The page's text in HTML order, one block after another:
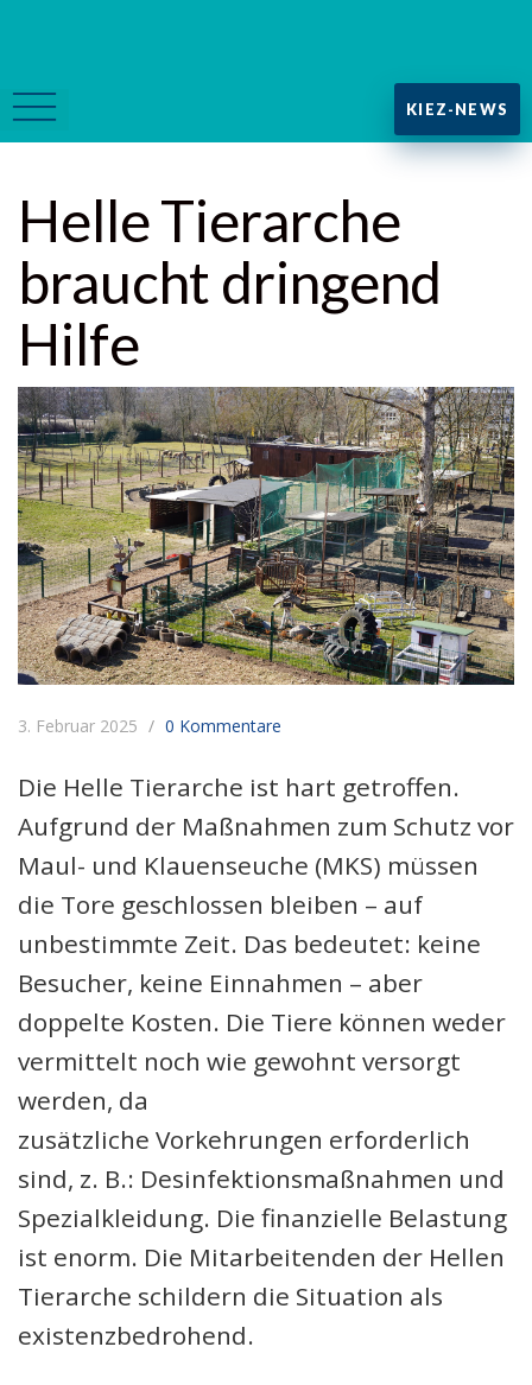
KIEZ-NEWS
Helle Tierarche
braucht dringend
Hilfe
3. Februar 2025 0 Kommentare
Die Helle Tierarche ist hart getroffen.
Aufgrund der Maßnahmen zum Schutz vor
Maul- und Klauenseuche (MKS) müssen
die Tore geschlossen bleiben – auf
unbestimmte Zeit. Das bedeutet: keine
Besucher, keine Einnahmen – aber
doppelte Kosten. Die Tiere können weder
vermittelt noch wie gewohnt versorgt
werden, da
zusätzliche Vorkehrungen erforderlich
sind, z. B.: Desinfektionsmaßnahmen und
Spezialkleidung. Die finanzielle Belastung
ist enorm. Die Mitarbeitenden der Hellen
Tierarche schildern die Situation als
existenzbedrohend.